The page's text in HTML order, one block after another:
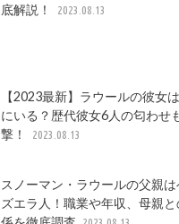
底解説！
2023.08.13
【2023最新】ラウールの彼女
にいる？歴代彼女6人の匂わせ
撃！
2023.08.13
スノーマン・ラウールの父親は
ズエラ人！職業や年収、母親と